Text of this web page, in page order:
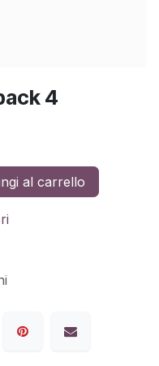
4
al carrello